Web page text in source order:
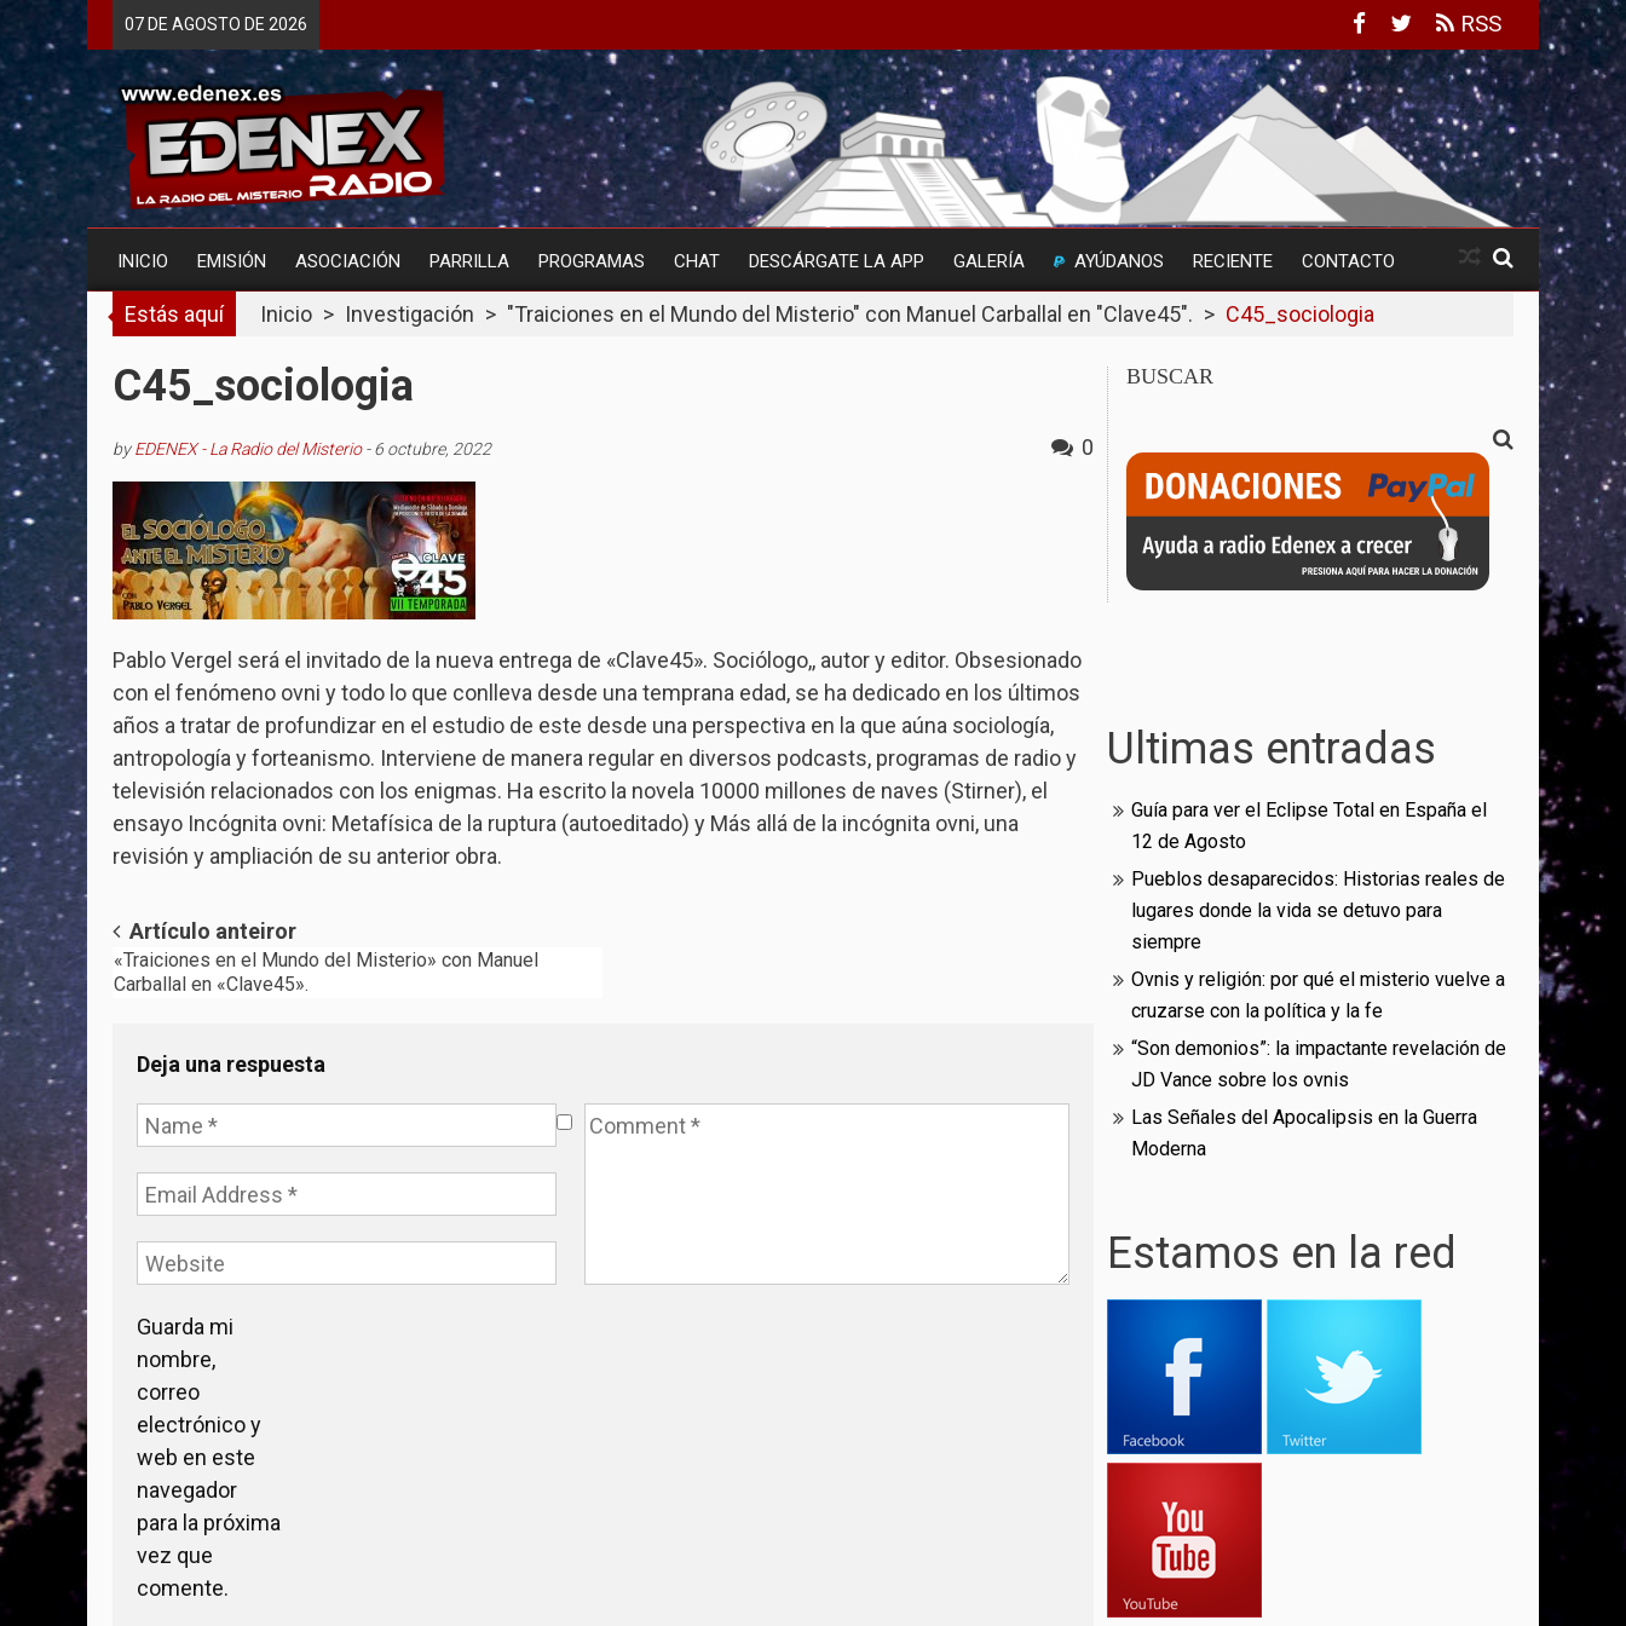
Skip
to
content
07 DE AGOSTO DE 2026 RSS
INICIO EMISIÓN ASOCIACIÓN PARRILLA PROGRAMAS CHAT DESCÁRGATE LA APP GALERÍA AYÚDANOS RECIENTE CONTACTO
Estás aquí Inicio > Investigación > "Traiciones en el Mundo del Misterio" con Manuel Carballal en "Clave45". > C45_sociologia
C45_sociologia
byEDENEX - La Radio del Misterio-6 octubre, 2022 0
Pablo Vergel será el invitado de la nueva entrega de «Clave45». Sociólogo,, autor y editor. Obsesionado
con el fenómeno ovni y todo lo que conlleva desde una temprana edad, se ha dedicado en los últimos
años a tratar de profundizar en el estudio de este desde una perspectiva en la que aúna sociología,
antropología y forteanismo. Interviene de manera regular en diversos podcasts, programas de radio y
televisión relacionados con los enigmas. Ha escrito la novela 10000 millones de naves (Stirner), el
ensayo Incógnita ovni: Metafísica de la ruptura (autoeditado) y Más allá de la incógnita ovni, una
revisión y ampliación de su anterior obra.
Post
navigation
Artículo anteiror
«Traiciones en el Mundo del Misterio» con Manuel
Carballal en «Clave45».
Deja una respuesta
Guarda mi
nombre,
correo
electrónico y
web en este
navegador
para la próxima
vez que
comente.
BUSCAR
Ultimas entradas
Guía para ver el Eclipse Total en España el
12 de Agosto
Pueblos desaparecidos: Historias reales de
lugares donde la vida se detuvo para
siempre
Ovnis y religión: por qué el misterio vuelve a
cruzarse con la política y la fe
“Son demonios”: la impactante revelación de
JD Vance sobre los ovnis
Las Señales del Apocalipsis en la Guerra
Moderna
Estamos en la red